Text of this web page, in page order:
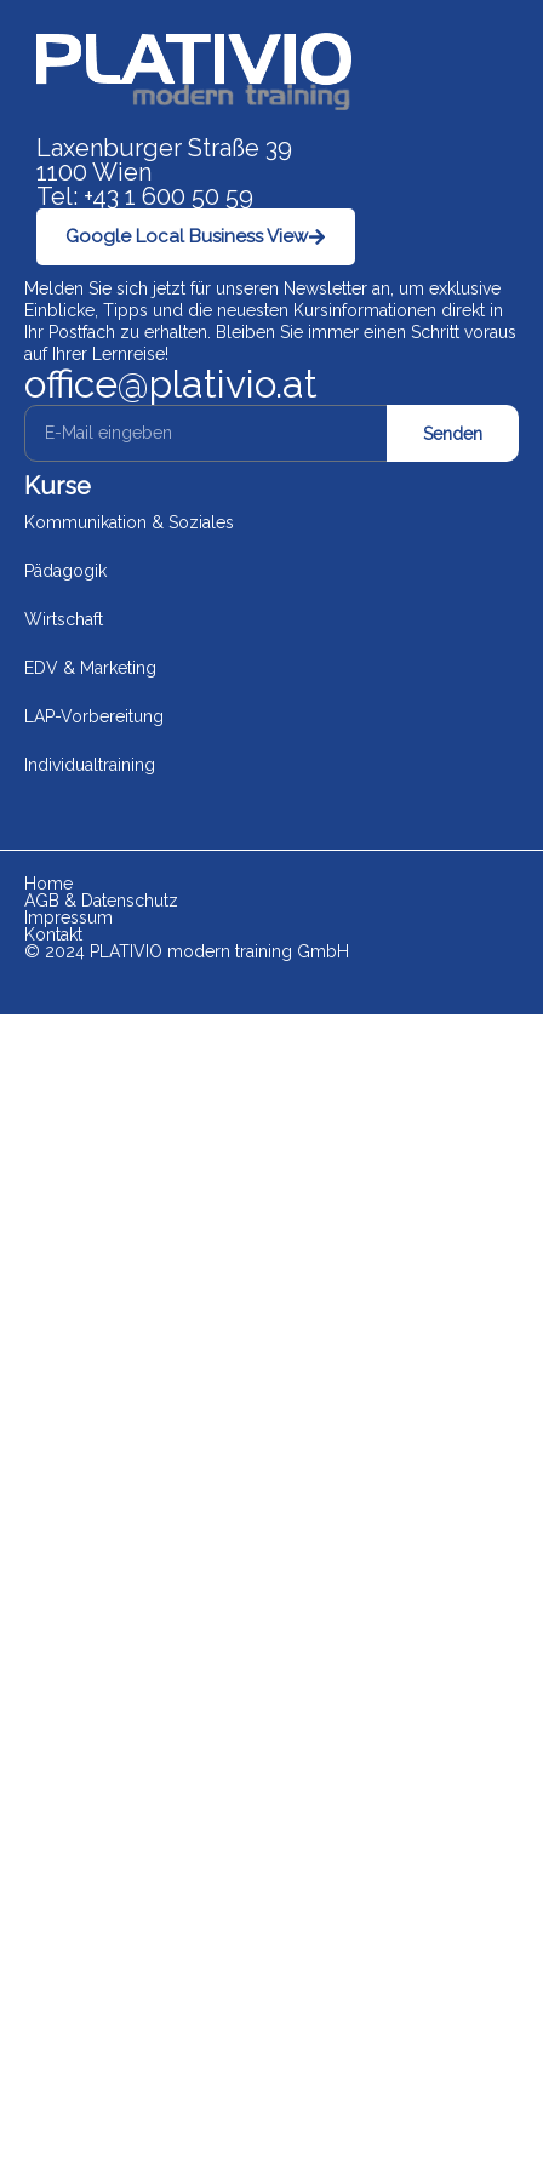
Link zu https://
Laxenburger Straße 39
1100 Wien
Tel: +43 1 600 50 59
Google Local Business View
Melden Sie sich jetzt für unseren Newsletter an, um exklusive
Einblicke, Tipps und die neuesten Kursinformationen direkt in
Ihr Postfach zu erhalten. Bleiben Sie immer einen Schritt voraus
auf Ihrer Lernreise!
office@plativio.at
Senden
Kurse
Kommunikation & Soziales
Pädagogik
Wirtschaft
EDV & Marketing
LAP-Vorbereitung
Individualtraining
Home
AGB & Datenschutz
Impressum
Kontakt
© 2024 PLATIVIO modern training GmbH